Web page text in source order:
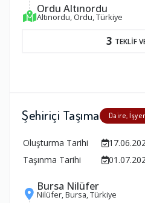
Ordu Altınordu
Altınordu, Ordu, Türkiye
3 TEKLİF
Şehiriçi Taşıma Daire,
Oluşturma Tarihi
Taşınma Tarihi
Bursa Nilüfer
Nilüfer, Bursa, Türkiye